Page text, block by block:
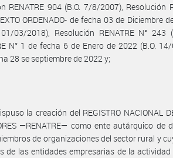
RENATRE 904 (B.O. 7/8/2007), Resolución
ORDENADO- de fecha 03 de Diciembre
03/2018), Resolución RENATRE N° 243
N° 1 de fecha 6 de Enero de 2022 (B.O.
28 se septiembre de 2022 y;
la creación del REGISTRO NACIONAL
—RENATRE— como ente autárquico de
de organizaciones del sector rural y
de las entidades empresarias de la